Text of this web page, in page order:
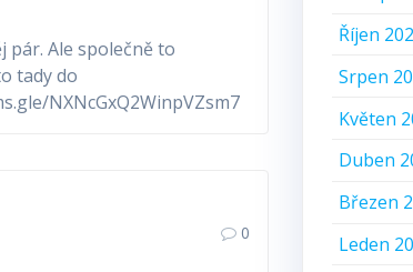
pár. Ale společně to
tady do
NXNcGxQ2WinpVZsm7
0
Říjen
Srpen
Květen
Duben
Březen
Leden